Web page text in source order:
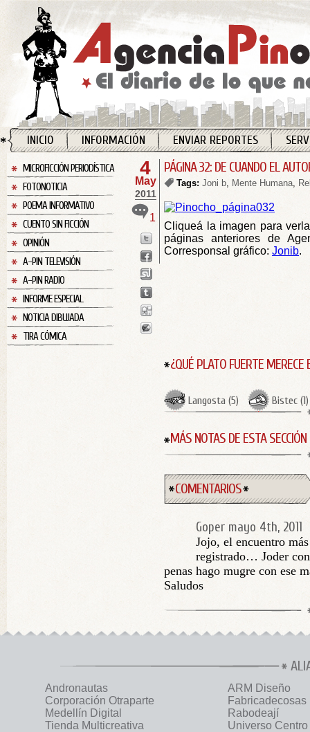
INICIO INFORMACIÓN ENVIAR REPORTES
MICROFICCIÓN PERIODÍSTICA
FOTONOTICIA
POEMA INFORMATIVO
CUENTO SIN FICCIÓN
OPINIÓN
A-PIN TELEVISIÓN
A-PIN RADIO
INFORME ESPECIAL
NOTICIA DIBUJADA
TIRA CÓMICA
4
May
2011
1
PÁGINA 32: DE CUANDO EL
Tags: Joni b, Mente Humana,
Cliqueá la imagen para
páginas anteriores de
Corresponsal gráfico: Jonib.
¿QUÉ PLATO FUERTE MERECE
Langosta (5) Bistec (1)
MÁS NOTAS DE ESTA SECCIÓN
COMENTARIOS
Goper mayo 4th, 2011
Jojo, el encuentro
registrado… Joder
penas hago mugre con ese
Saludos
Andronautas
ARM Diseño
Corporación Otraparte
Fabricadecosas
Medellín Digital
Rabodeají
Tienda Multicreativa
Universo Centro